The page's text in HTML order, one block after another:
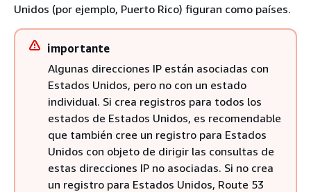
Unidos (por ejemplo, Puerto Rico) figuran como países.
importante
Algunas direcciones IP están asociadas con
Estados Unidos, pero no con un estado
individual. Si crea registros para todos los
estados de Estados Unidos, es recomendable
que también cree un registro para Estados
Unidos con objeto de dirigir las consultas de
estas direcciones IP no asociadas. Si no crea
un registro para Estados Unidos, Route 53